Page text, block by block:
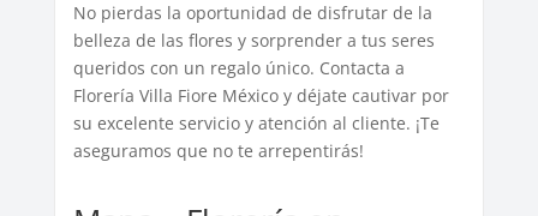
No pierdas la oportunidad de disfrutar de la
belleza de las flores y sorprender a tus seres
queridos con un regalo único. Contacta a
Florería Villa Fiore México y déjate cautivar por
su excelente servicio y atención al cliente. ¡Te
aseguramos que no te arrepentirás!